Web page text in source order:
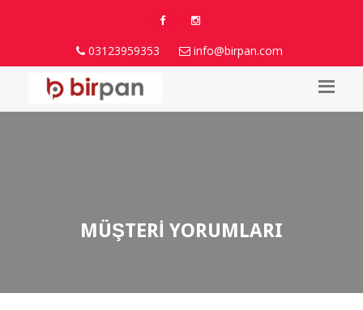
03123959353 info@birpan.com
MÜŞTERİ YORUMLARI